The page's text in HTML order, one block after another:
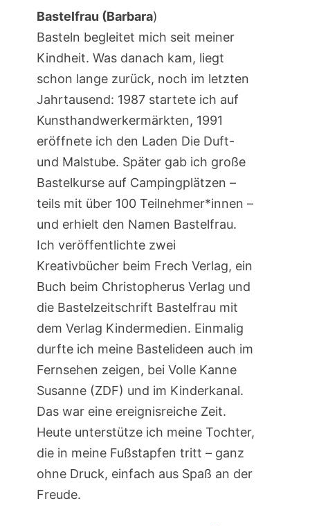
Bastelfrau (Barbara)
Basteln begleitet mich seit meiner
Kindheit. Was danach kam, liegt
schon lange zurück, noch im letzten
Jahrtausend: 1987 startete ich auf
Kunsthandwerkermärkten, 1991
eröffnete ich den Laden Die Duft-
und Malstube. Später gab ich große
Bastelkurse auf Campingplätzen –
teils mit über 100 Teilnehmer*innen –
und erhielt den Namen Bastelfrau.
Ich veröffentlichte zwei
Kreativbücher beim Frech Verlag, ein
Buch beim Christopherus Verlag und
die Bastelzeitschrift Bastelfrau mit
dem Verlag Kindermedien. Einmalig
durfte ich meine Bastelideen auch im
Fernsehen zeigen, bei Volle Kanne
Susanne (ZDF) und im Kinderkanal.
Das war eine ereignisreiche Zeit.
Heute unterstütze ich meine Tochter,
die in meine Fußstapfen tritt – ganz
ohne Druck, einfach aus Spaß an der
Freude.